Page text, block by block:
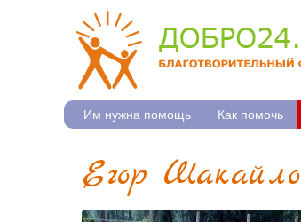
Им нужна помощь Как помочь
Егор Шакайло